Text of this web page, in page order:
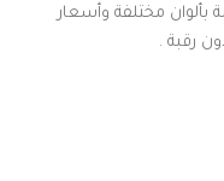
بألوان مختلفة وأسعار
رقبة .